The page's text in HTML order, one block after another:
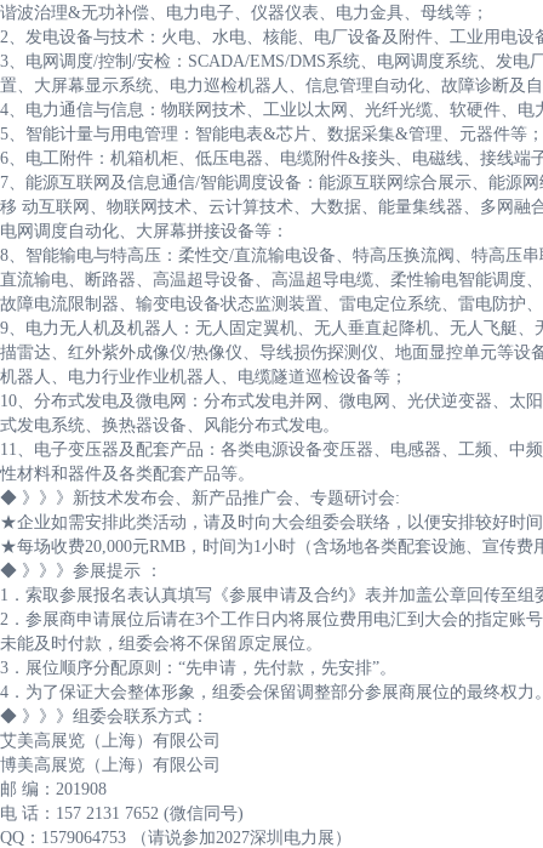
谐波治理&无功补偿、电力电子、仪器仪表、电力金具、母线等；
2、发电设备与技术：火电、水电、核能、电厂设备及附件、工业用电设
3、电网调度/控制/安检：SCADA/EMS/DMS系统、电网调度系统、发
置、大屏幕显示系统、电力巡检机器人、信息管理自动化、故障诊断及
4、电力通信与信息：物联网技术、工业以太网、光纤光缆、软硬件、
5、智能计量与用电管理：智能电表&芯片、数据采集&管理、元器件等；
6、电工附件：机箱机柜、低压电器、电缆附件&接头、电磁线、接线端
7、能源互联网及信息通信/智能调度设备：能源互联网综合展示、能源
移 动互联网、物联网技术、云计算技术、大数据、能量集线器、多网
电网调度自动化、大屏幕拼接设备等：
8、智能输电与特高压：柔性交/直流输电设备、特高压换流阀、特高压
直流输电、断路器、高温超导设备、高温超导电缆、柔性输电智能调度
故障电流限制器、输变电设备状态监测装置、雷电定位系统、雷电防护
9、电力无人机及机器人：无人固定翼机、无人垂直起降机、无人飞艇
描雷达、红外紫外成像仪/热像仪、导线损伤探测仪、地面显控单元等
机器人、电力行业作业机器人、电缆隧道巡检设备等；
10、分布式发电及微电网：分布式发电并网、微电网、光伏逆变器、太
式发电系统、换热器设备、风能分布式发电。
11、电子变压器及配套产品：各类电源设备变压器、电感器、工频、中
性材料和器件及各类配套产品等。
◆ 》》》新技术发布会、新产品推广会、专题研讨会:
★企业如需安排此类活动，请及时向大会组委会联络，以便安排较好时
★每场收费20,000元RMB，时间为1小时（含场地各类配套设施、宣传费
◆ 》》》参展提示 ：
1．索取参展报名表认真填写《参展申请及合约》表并加盖公章回传至组
2．参展商申请展位后请在3个工作日内将展位费用电汇到大会的指定账
未能及时付款，组委会将不保留原定展位。
3．展位顺序分配原则：“先申请，先付款，先安排”。
4．为了保证大会整体形象，组委会保留调整部分参展商展位的最终权力
◆ 》》》组委会联系方式：
艾美高展览（上海）有限公司
博美高展览（上海）有限公司
邮 编：201908
电 话：157 2131 7652 (微信同号)
QQ：1579064753 （请说参加2027深圳电力展）